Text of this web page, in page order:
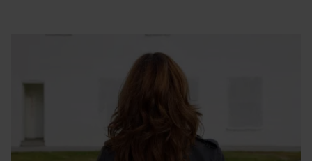
acceptatie en blijven genieten van wat er wel